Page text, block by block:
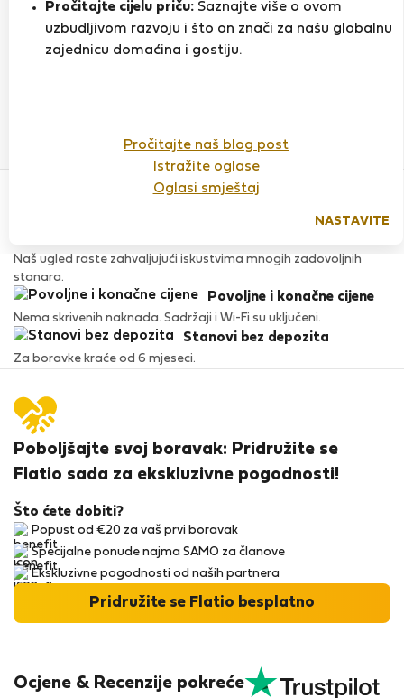
Pročitajte cijelu priču: Saznajte više o ovom
uzbudljivom razvoju i što on znači za našu globalnu
zajednicu domaćina i gostiju.
Pročitajte naš blog post
Istražite oglase
Oglasi smještaj
NASTAVITE
Povjerenje & Sigurnost
Naš ugled raste zahvaljujući iskustvima mnogih zadovoljnih
stanara.
Povoljne i konačne cijene
Nema skrivenih naknada. Sadržaji i Wi-Fi su uključeni.
Stanovi bez depozita
Za boravke kraće od 6 mjeseci.
Ocjene & Recenzije pokreće
Poboljšajte svoj boravak: Pridružite se
Flatio sada za ekskluzivne pogodnosti!
Što ćete dobiti?
Popust od €20 za vaš prvi boravak
Specijalne ponude najma SAMO za članove
Ekskluzivne pogodnosti od naših partnera
Pridružite se Flatio besplatno